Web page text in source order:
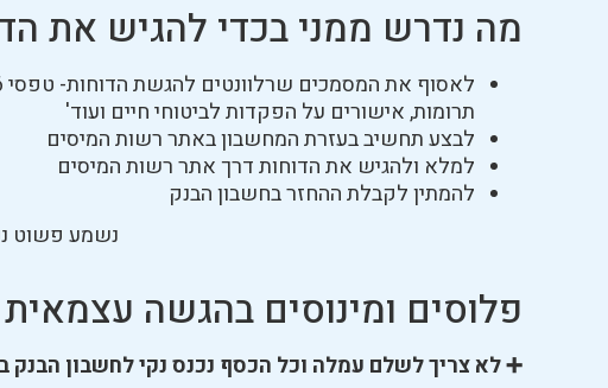
מה נדרש ממני בכדי להגיש את
תרומות, אישורים על הפקדות לביטוחי חיים ועוד'
לבצע תחשיב בעזרת המחשבון באתר רשות המיסים
למלא ולהגיש את הדוחות דרך אתר רשות המיסים
להמתין לקבלת ההחזר בחשבון הבנק
נשמע פשוט
פלוסים ומינוסים בהגשה עצמאית
➕ לא צריך לשלם עמלה וכל הכסף נכנס נקי לחשבון